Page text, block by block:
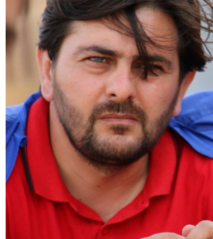
Cəmiyyət
Crossmedia.az - 1 yaş
Siyasət
Məhkəmə və hüquq
Ekologiya
Zəfər - 5
Gənclər və İdman
Media və QHT
Hadisə
Sağlamlıq
Sosium
Mənəvi dəyərlər
Texnologiya
Mətbuat-150